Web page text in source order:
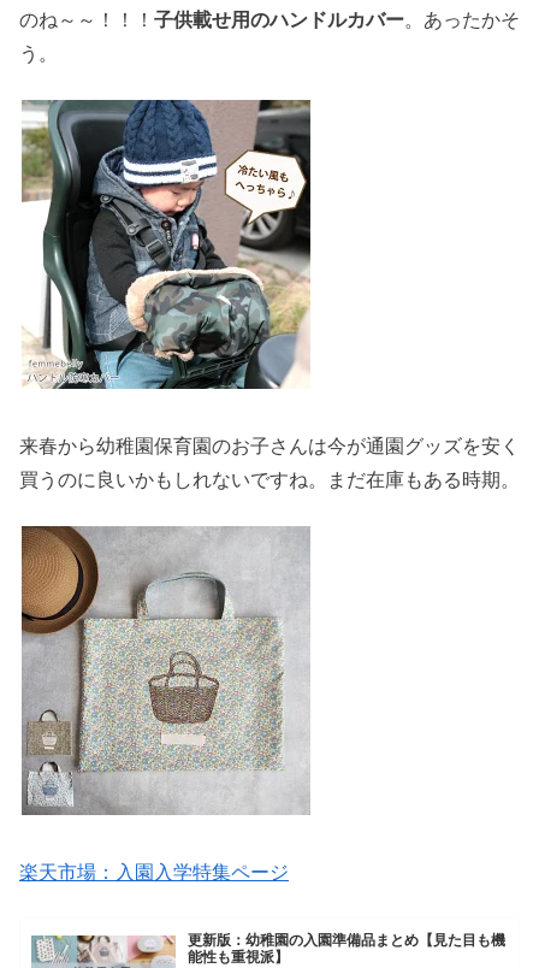
のね～～！！！ 子供載せ用のハンドルカバー。あったかそ
う。
来春から幼稚園保育園のお子さんは今が通園グッズを安く
買うのに良いかもしれないですね。まだ在庫もある時期。
楽天市場：入園入学特集ページ
更新版：幼稚園の入園準備品まとめ【見た目も機
能性も重視派】